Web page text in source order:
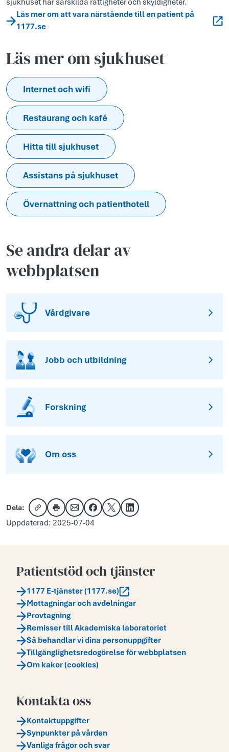
sjukhuset har särskilda rättigheter och skyldigheter.
Läs mer om att vara närstående till en patient på
1177.se
Läs mer om sjukhuset
Internet och wifi
Restaurang och kafé
Hitta till sjukhuset
Assistans på sjukhuset
Övernattning och patienthotell
Se andra delar av
webbplatsen
Vårdgivare
Jobb och utbildning
Forskning
Om oss
Dela:
Kopiera länk
Skriv utDela via e-post
Dela på Facebook
Dela på XDela på LinkedIn
Uppdaterad: 2025-07-04
Patientstöd och tjänster
1177 E-tjänster (1177.se)
Mottagningar och avdelningar
Provtagning
Remisser till Akademiska laboratoriet
Så behandlar vi dina personuppgifter
Tillgänglighetsredogörelse för webbplatsen
Om kakor (cookies)
Kontakta oss
Kontaktuppgifter
Synpunkter på vården
Vanliga frågor och svar